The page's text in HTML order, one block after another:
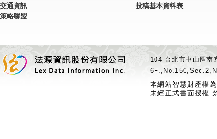
交通資訊
策略聯盟
投稿基本資料表
104 台北市中山區
本網站智慧財產權
未經正式書面授權